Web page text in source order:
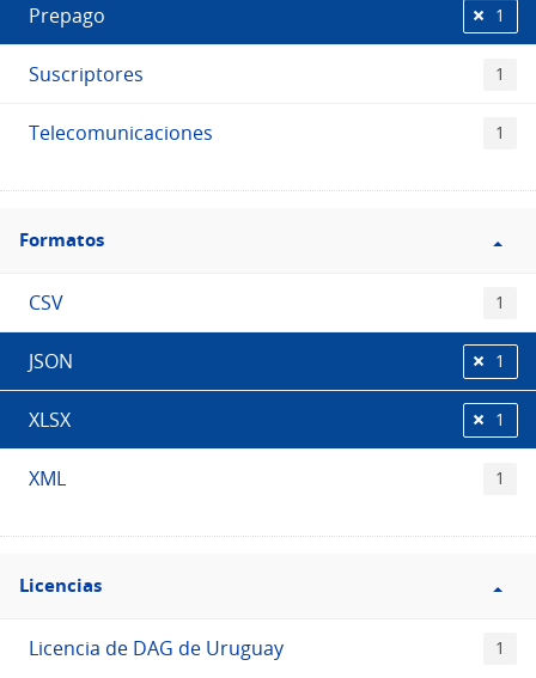
Prepago 1
Suscriptores 1
Telecomunicaciones 1
Filtro
Formatos
Formatos
CSV 1
JSON 1
XLSX 1
XML 1
Filtro
Licencias
Licencias
Licencia de DAG de Uruguay 1